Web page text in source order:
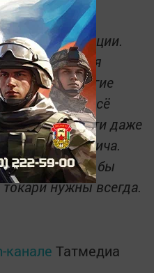
организации.
разбирается
части. Многие
всё
по возможности даже
Борисовича.
если бы
нужны всегда.
канале Татмедиа